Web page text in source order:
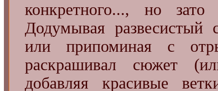
конкретного..., но
Додумывая развесистый
или припоминая с
раскрашивал сюжет
добавляя красивые